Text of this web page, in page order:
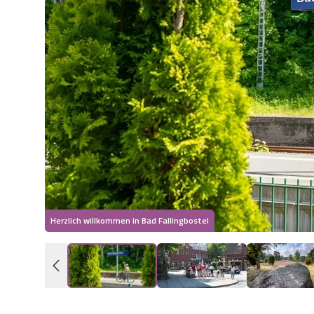
Herzlich willkommen in Bad Fallingbostel